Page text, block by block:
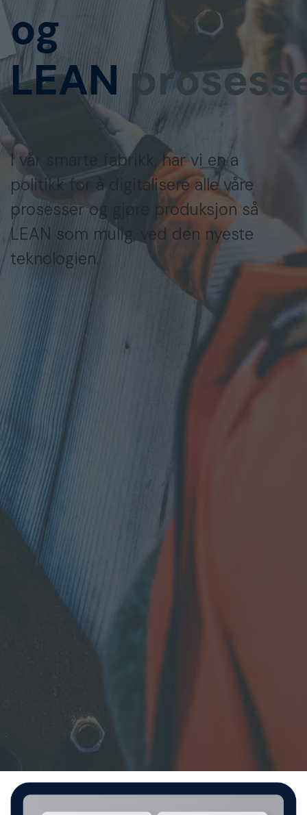
og
LEAN
I vår smarte fabrikk, har vi en a
politikk for å digitalisere alle våre
prosesser og gjøre produksjon så
LEAN som mulig, ved den nyeste
teknologien.